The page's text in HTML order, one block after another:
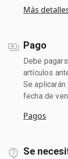
Más
Pago
Debe
artículos
Se aplicarán
fecha de
Pagos
Se